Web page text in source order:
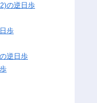
の逆日歩
歩
逆日歩